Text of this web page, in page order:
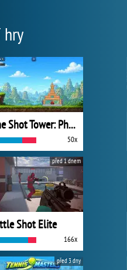
hry
One Shot Tower: Physics Destroyer
50x
Shot Elite
166x
před 1 dnem
před 3 dny